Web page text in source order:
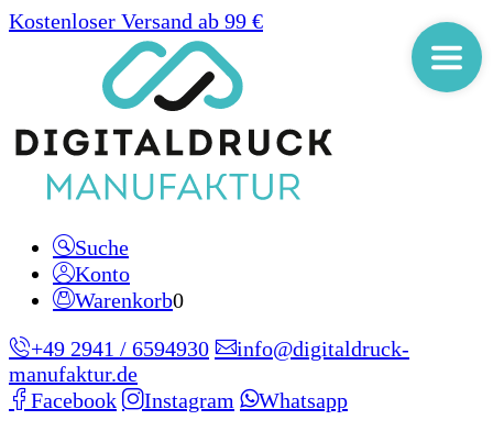
Kostenloser Versand ab 99 €
Suche
Konto
Warenkorb0
+49 2941 / 6594930
info@digitaldruck-
manufaktur.de
Facebook
Instagram Whatsapp